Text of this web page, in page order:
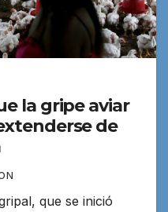
la gripe aviar
de
que se inició